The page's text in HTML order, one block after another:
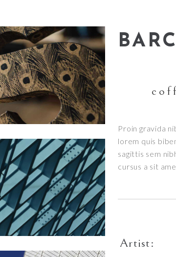
Proin gravida
lorem quis
sagittis sem
cursus a sit
Artist: